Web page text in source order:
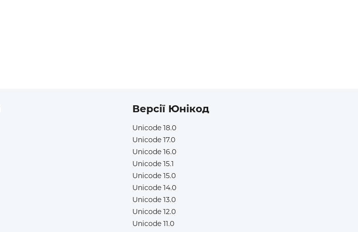
Версії Юнікод
Unicode 18.0
Unicode 17.0
Unicode 16.0
Unicode 15.1
Unicode 15.0
Unicode 14.0
Unicode 13.0
Unicode 12.0
Unicode 11.0